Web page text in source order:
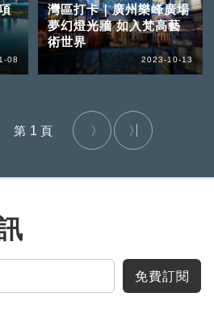
08
灣區打卡｜廣州樂峰廣場
夢幻燈光牆 如入梵高藝
術世界
2023-10-13
1
免費訂閱